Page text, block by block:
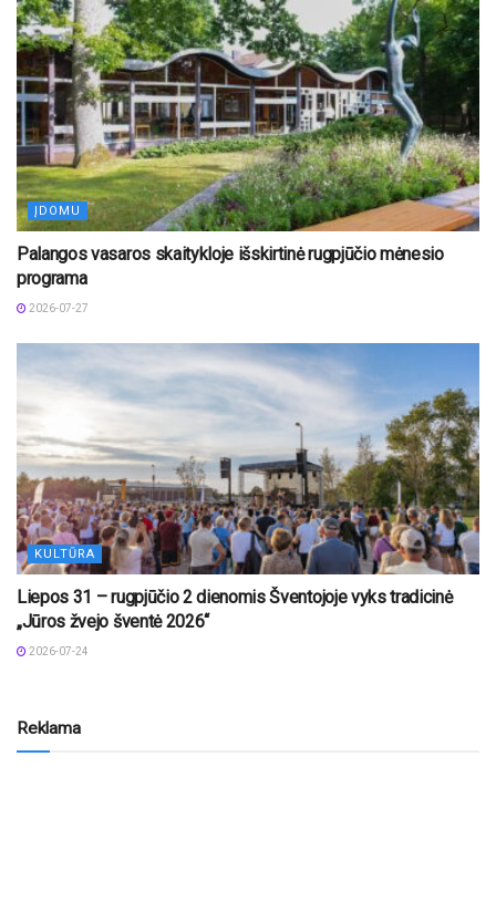
ĮDOMU
Palangos vasaros skaitykloje išskirtinė rugpjūčio mėnesio
programa
2026-07-27
KULTŪRA
Liepos 31 – rugpjūčio 2 dienomis Šventojoje vyks tradicinė
„Jūros žvejo šventė 2026“
2026-07-24
Reklama